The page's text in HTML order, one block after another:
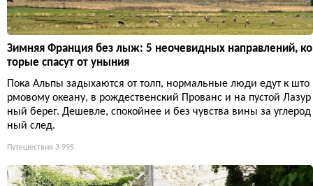
Зимняя Франция без лыж: 5 неочевидных направлений, ко
торые спасут от уныния
Пока Альпы задыхаются от толп, нормальные люди едут к што
рмовому океану, в рождественский Прованс и на пустой Лазур
ный берег. Дешевле, спокойнее и без чувства вины за углерод
ный след.
Путешествия 3 995